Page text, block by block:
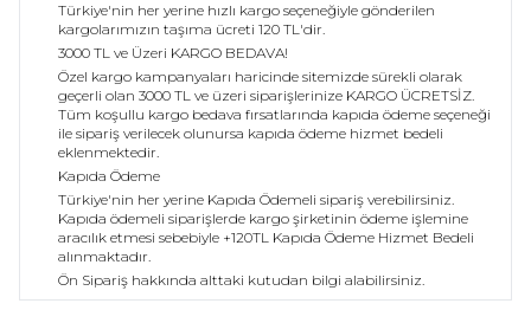
Türkiye'nin her yerine hızlı kargo seçeneğiyle gönderilen
kargolarımızın taşıma ücreti 120 TL'dir.
3000 TL ve Üzeri KARGO BEDAVA!
Özel kargo kampanyaları haricinde sitemizde sürekli olarak
geçerli olan 3000 TL ve üzeri siparişlerinize KARGO ÜCRETSİZ.
Tüm koşullu kargo bedava fırsatlarında kapıda ödeme seçeneği
ile sipariş verilecek olunursa kapıda ödeme hizmet bedeli
eklenmektedir.
Kapıda Ödeme
Türkiye'nin her yerine Kapıda Ödemeli sipariş verebilirsiniz.
Kapıda ödemeli siparişlerde kargo şirketinin ödeme işlemine
aracılık etmesi sebebiyle +120TL Kapıda Ödeme Hizmet Bedeli
alınmaktadır.
Ön Sipariş hakkında alttaki kutudan bilgi alabilirsiniz.